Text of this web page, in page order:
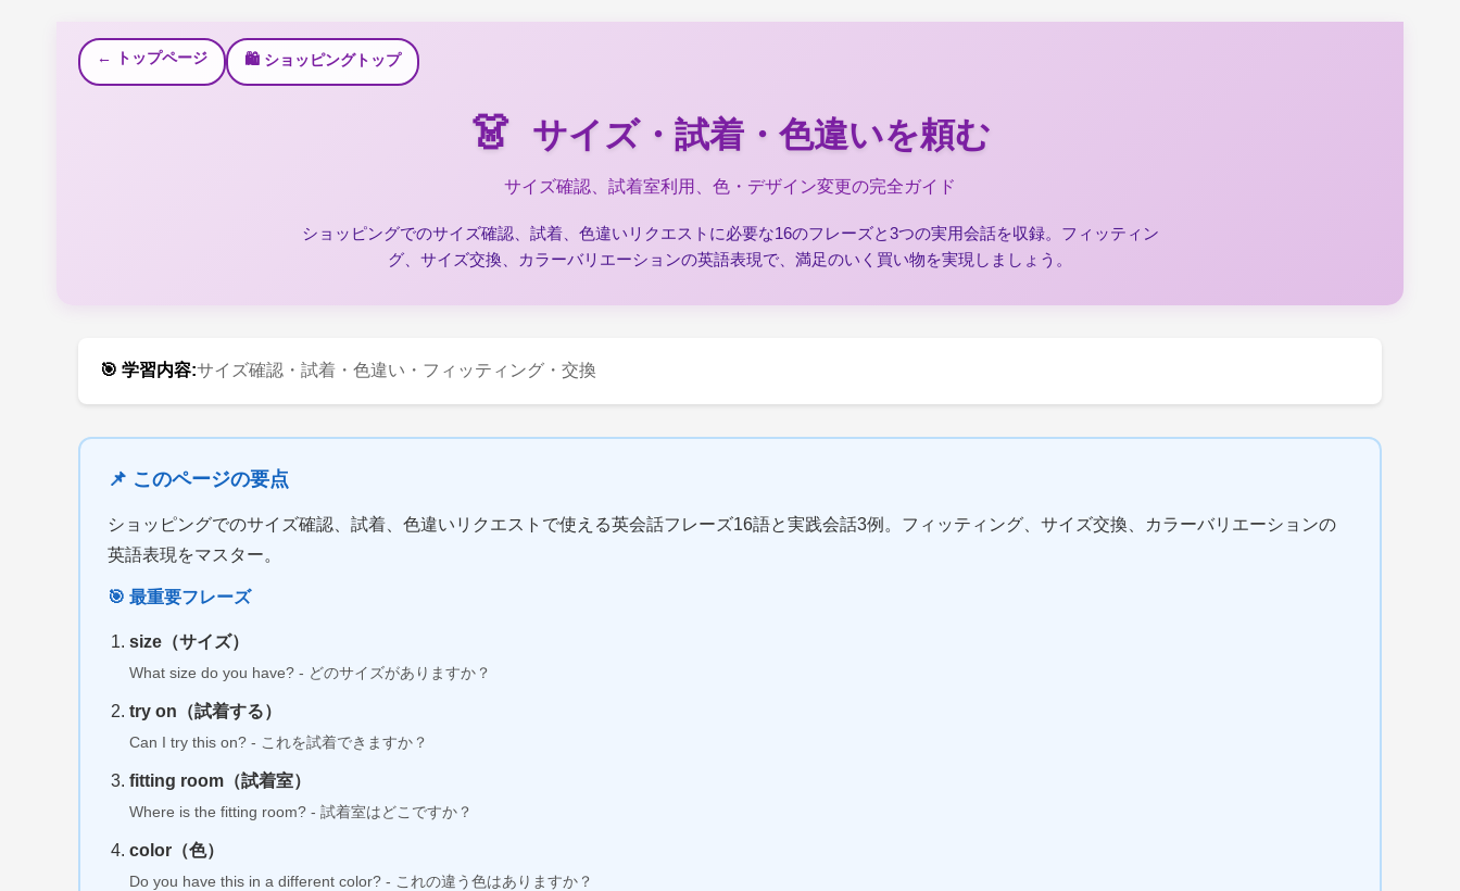
← トップページ 🛍️ ショッピングトップ
👗 サイズ・試着・色違いを頼む
サイズ確認、試着室利用、色・デザイン変更の完全ガイド
ショッピングでのサイズ確認、試着、色違いリクエストに必要な16のフレーズと3つの実用会話を収録。フィッティン
グ、サイズ交換、カラーバリエーションの英語表現で、満足のいく買い物を実現しましょう。
🎯 学習内容:サイズ確認・試着・色違い・フィッティング・交換
📌 このページの要点
ショッピングでのサイズ確認、試着、色違いリクエストで使える英会話フレーズ16語と実践会話3例。フィッティング、サイズ交換、カラーバリエーションの
英語表現をマスター。
🎯 最重要フレーズ
size（サイズ）
What size do you have? - どのサイズがありますか？
try on（試着する）
Can I try this on? - これを試着できますか？
fitting room（試着室）
Where is the fitting room? - 試着室はどこですか？
color（色）
Do you have this in a different color? - これの違う色はありますか？